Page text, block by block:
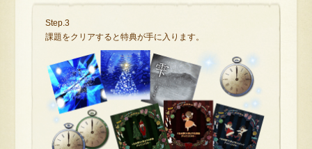
Step.3
課題をクリアすると特典が手に入ります。